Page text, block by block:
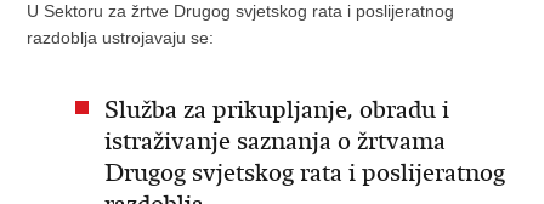
U Sektoru za žrtve Drugog svjetskog rata i poslijeratnog
razdoblja ustrojavaju se:
Služba za prikupljanje, obradu i
istraživanje saznanja o žrtvama
Drugog svjetskog rata i poslijeratnog